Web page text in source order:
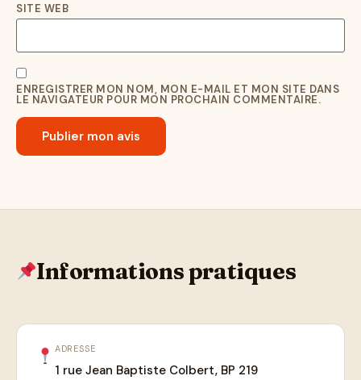
SITE WEB
ENREGISTRER MON NOM, MON E-MAIL ET MON SITE DANS
LE NAVIGATEUR POUR MON PROCHAIN COMMENTAIRE.
Informations pratiques
ADRESSE
1 rue Jean Baptiste Colbert, BP 219